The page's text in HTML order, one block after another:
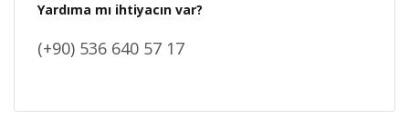
Yardıma mı ihtiyacın var?
(+90) 536 640 57 17